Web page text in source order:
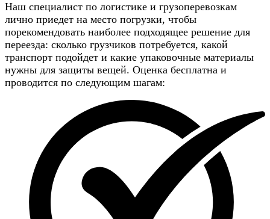
Наш специалист по логистике и грузоперевозкам
лично приедет на место погрузки, чтобы
порекомендовать наиболее подходящее решение для
переезда: сколько грузчиков потребуется, какой
транспорт подойдет и какие упаковочные материалы
нужны для защиты вещей. Оценка бесплатна и
проводится по следующим шагам: